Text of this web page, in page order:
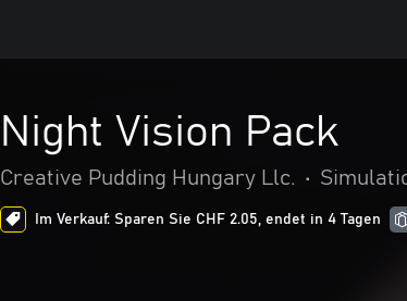
Night Vision Pack
Creative Pudding Hungary Llc. •
Im Verkauf: Sparen Sie CHF 2.05, endet in 4 Tagen